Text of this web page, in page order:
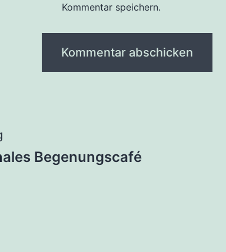
Kommentar speichern.
Begenungscafé